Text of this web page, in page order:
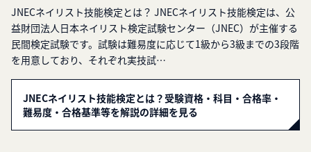
JNECネイリスト技能検定とは？ JNECネイリスト技能検定は、公
益財団法人日本ネイリスト検定試験センター（JNEC）が主催する
民間検定試験です。試験は難易度に応じて1級から3級までの3段階
を用意しており、それぞれ実技試…
JNECネイリスト技能検定とは？受験資格・科目・合格率・
難易度・合格基準等を解説の詳細を見る